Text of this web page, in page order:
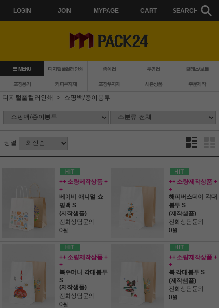
LOGIN JOIN MYPAGE CART SEARCH
MENU 디지털풀컬러인쇄 종이컵 투명컵 글래스/보틀
포장용기 커피부자재 포장부자재 시즌상품
주문제작
디지털풀컬러인쇄
쇼핑백/종이봉투
정렬
++ 소량제작상품 +
+
베이비 애니멀 쇼
핑백 S
(제작샘플)
전화상담문의
0원
++ 소량제작상품 +
+
해피버스데이 각대
봉투 S
(제작샘플)
전화상담문의
0원
++ 소량제작상품 +
+
복주머니 각대봉투
S
(제작샘플)
전화상담문의
0원
++ 소량제작상품 +
+
복 각대봉투 S
(제작샘플)
전화상담문의
0원